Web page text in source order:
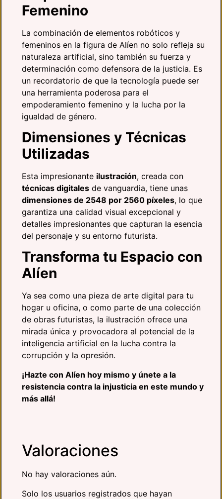
Femenino
La combinación de elementos robóticos y
femeninos en la figura de Alíen no solo refleja su
naturaleza artificial, sino también su fuerza y ​​
determinación como defensora de la justicia. Es
un recordatorio de que la tecnología puede ser
una herramienta poderosa para el
empoderamiento femenino y la lucha por la
igualdad de género.
Dimensiones y Técnicas
Utilizadas
Esta impresionante ilustración, creada con
técnicas digitales de vanguardia, tiene unas
dimensiones de 2548 por 2560 píxeles, lo que
garantiza una calidad visual excepcional y
detalles impresionantes que capturan la esencia
del personaje y su entorno futurista.
Transforma tu Espacio con
Alíen
Ya sea como una pieza de arte digital para tu
hogar u oficina, o como parte de una colección
de obras futuristas, la ilustración ofrece una
mirada única y provocadora al potencial de la
inteligencia artificial en la lucha contra la
corrupción y la opresión.
¡Hazte con Alíen hoy mismo y únete a la
resistencia contra la injusticia en este mundo y
más allá!
Valoraciones
No hay valoraciones aún.
Solo los usuarios registrados que hayan